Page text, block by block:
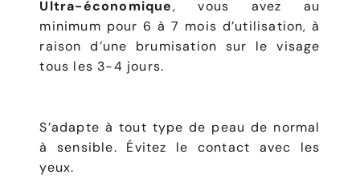
Ultra-économique, vous avez au
minimum pour 6 à 7 mois d’utilisation, à
raison d’une brumisation sur le visage
tous les 3-4 jours.
S’adapte à tout type de peau de normal
à sensible. Évitez le contact avec les
yeux.